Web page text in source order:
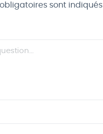
obligatoires sont indiqués